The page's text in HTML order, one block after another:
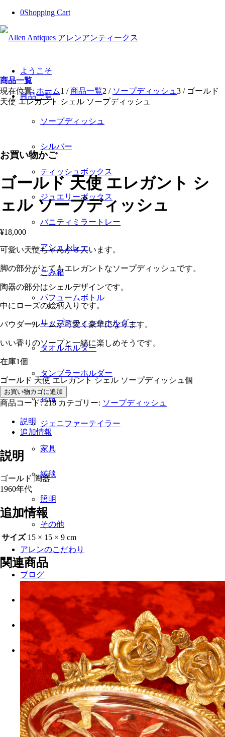
0Shopping Cart
ようこそ
商品一覧
ソープディッシュ
シルバー
ティッシュボックス
ジュエリーボックス
バニティミラートレー
アシュトレー
ごみ箱
パフュームボトル
リップスティックホルダー
タオルホルダー
タンブラーホルダー
花瓶
ジェニファーテイラー
家具
絨毯
照明
その他
アレンのこだわり
ブログ
お問い合わせ
Search
Menu Menu
商品一覧
現在位置: ホーム1 / 商品一覧2 / ソープディッシュ 3 / ゴールド
天使 エレガント シェル ソープディッシュ
お買い物かご
ゴールド 天使 エレガント シ
ェル ソープディッシュ
¥18,000
可愛い天使ちゃんが３人います。
脚の部分がとてもエレガントなソープディッシュです。
陶器の部分はシェルデザインです。
中にローズの絵柄入りです。
パウダールームが可愛く豪華になります。
いい香りのソープと一緒に楽しめそうです。
在庫1個
ゴールド 天使 エレガント シェル ソープディッシュ個
お買い物カゴに追加
商品コード:218 カテゴリー: ソープディッシュ
説明
追加情報
説明
ゴールド 陶器
1960年代
追加情報
サイズ 15 × 15 × 9 cm
関連商品